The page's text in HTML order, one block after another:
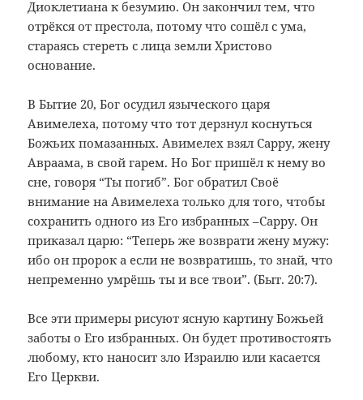
Диоклетиана к безумию. Он закончил тем, что
отрёкся от престола, потому что сошёл с ума,
стараясь стереть с лица земли Христово
основание.
В Бытие 20, Бог осудил языческого царя
Авимелеха, потому что тот дерзнул коснуться
Божьих помазанных. Авимелех взял Сарру, жену
Авраама, в свой гарем. Но Бог пришёл к нему во
сне, говоря “Ты погиб”. Бог обратил Своё
внимание на Авимелеха только для того, чтобы
сохранить одного из Его избранных –Сарру. Он
приказал царю: “Теперь же возврати жену мужу:
ибо он пророк а если не возвратишь, то знай, что
непременно умрёшь ты и все твои”. (Быт. 20:7).
Все эти примеры рисуют ясную картину Божьей
заботы о Его избранных. Он будет противостоять
любому, кто наносит зло Израилю или касается
Его Церкви.